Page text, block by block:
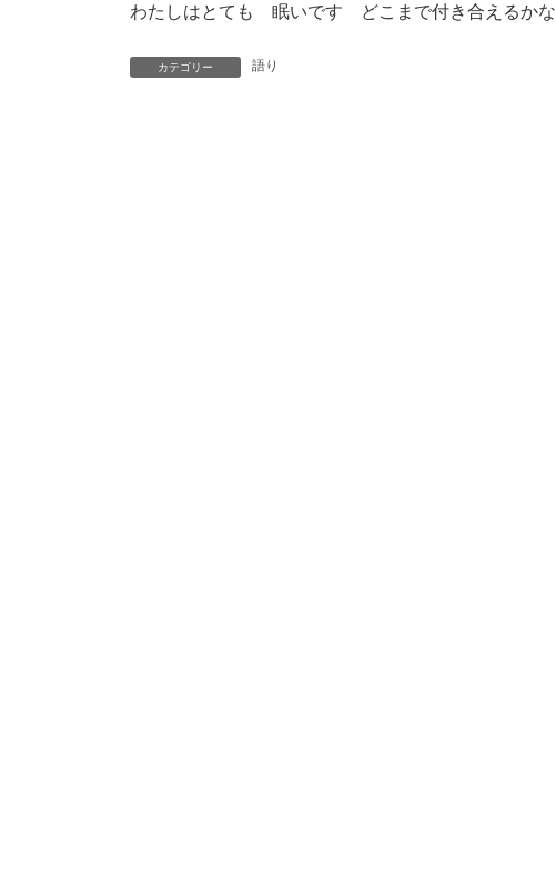
わたしはとても 眠いです どこまで付き合えるかな
カテゴリー 語り